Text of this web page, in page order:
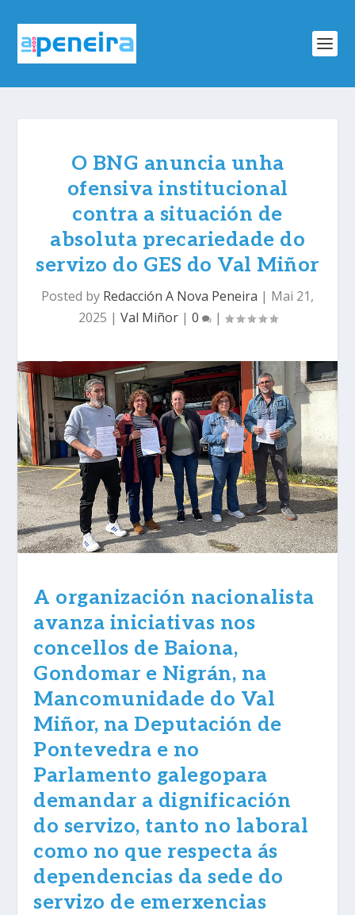
O BNG anuncia unha
ofensiva institucional
contra a situación de
absoluta precariedade do
servizo do GES do Val Miñor
Posted by Redacción A Nova Peneira | Mai 21,
2025 | Val Miñor| 0 |
A organización nacionalista
avanza iniciativas nos
concellos de Baiona,
Gondomar e Nigrán, na
Mancomunidade do Val
Miñor, na Deputación de
Pontevedra e no
Parlamento galegopara
demandar a dignificación
do servizo, tanto no laboral
como no que respecta ás
dependencias da sede do
servizo de emerxencias